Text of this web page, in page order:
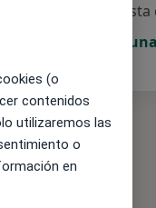
online en
Pedir
(o
contenidos
utilizaremos las
o
en